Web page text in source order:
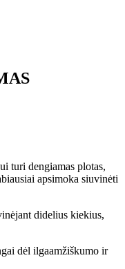
turi dengiamas plotas,
apsimoka siuvinėti
didelius kiekius,
dėl ilgaamžiškumo ir